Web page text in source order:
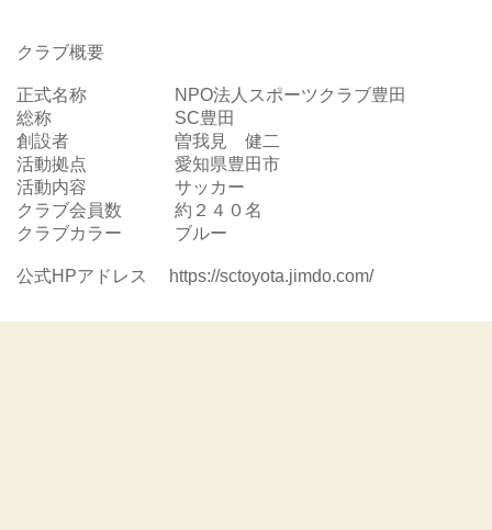
クラブ概要
正式名称 NPO法人スポーツクラブ豊田
総称 SC豊田
創設者 曽我見 健二
活動拠点 愛知県豊田市
活動内容 サッカー
クラブ会員数 約２４０名
クラブカラー ブルー
公式HPアドレス https://sctoyota.jimdo.com/